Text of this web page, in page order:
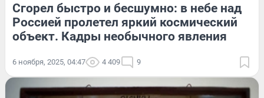
Сгорел быстро и бесшумно: в небе над
Россией пролетел яркий космический
объект. Кадры необычного явления
6 ноября, 2025, 04:47 4 409 9